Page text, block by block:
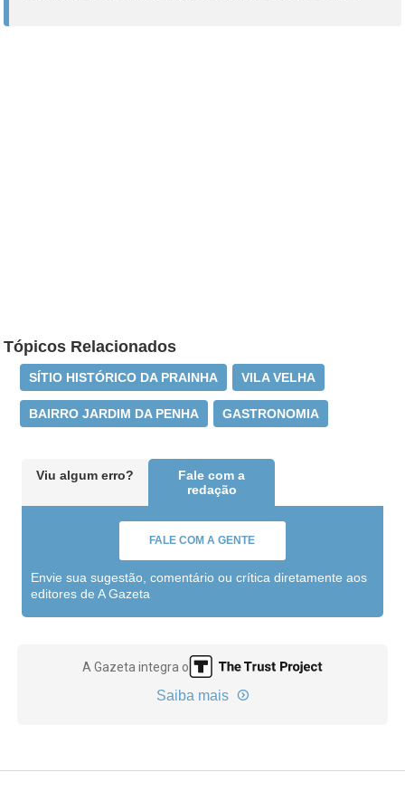
Tópicos Relacionados
SÍTIO HISTÓRICO DA PRAINHA VILA VELHA
BAIRRO JARDIM DA PENHA GASTRONOMIA
Viu algum erro?
Fale com a
redação
FALE COM A GENTE
Envie sua sugestão, comentário ou crítica diretamente aos
editores de A Gazeta
A Gazeta integra o
Saiba mais